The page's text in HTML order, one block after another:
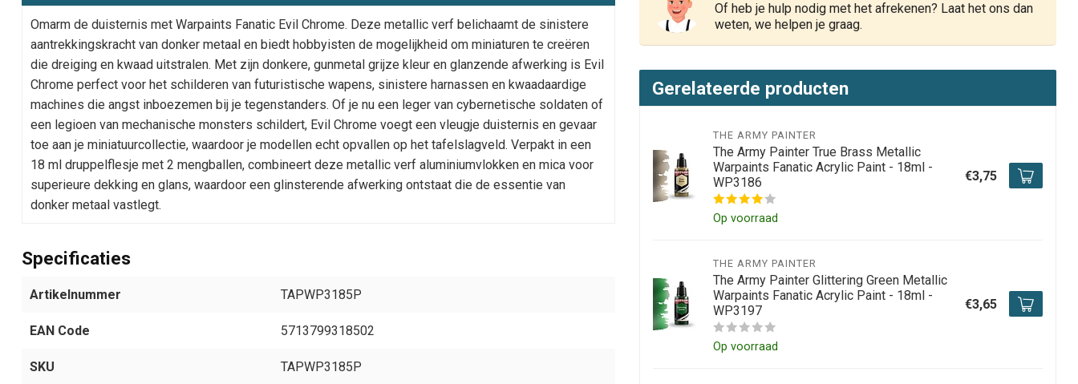
Omarm de duisternis met Warpaints Fanatic Evil Chrome. Deze metallic verf belichaamt de sinistere
aantrekkingskracht van donker metaal en biedt hobbyisten de mogelijkheid om miniaturen te creëren
die dreiging en kwaad uitstralen. Met zijn donkere, gunmetal grijze kleur en glanzende afwerking is Evil
Chrome perfect voor het schilderen van futuristische wapens, sinistere harnassen en kwaadaardige
machines die angst inboezemen bij je tegenstanders. Of je nu een leger van cybernetische soldaten of
een legioen van mechanische monsters schildert, Evil Chrome voegt een vleugje duisternis en gevaar
toe aan je miniatuurcollectie, waardoor je modellen echt opvallen op het tafelslagveld. Verpakt in een
18 ml druppelflesje met 2 mengballen, combineert deze metallic verf aluminiumvlokken en mica voor
superieure dekking en glans, waardoor een glinsterende afwerking ontstaat die de essentie van
donker metaal vastlegt.
Specificaties
Artikelnummer TAPWP3185P
EAN Code 5713799318502
SKU TAPWP3185P
Of heb je hulp nodig met het afrekenen? Laat het ons dan
weten, we helpen je graag.
Gerelateerde producten
THE ARMY PAINTER
The Army Painter True Brass Metallic
Warpaints Fanatic Acrylic Paint - 18ml -
WP3186
Op voorraad
€3,75
THE ARMY PAINTER
The Army Painter Glittering Green Metallic
Warpaints Fanatic Acrylic Paint - 18ml -
WP3197
Op voorraad
€3,65